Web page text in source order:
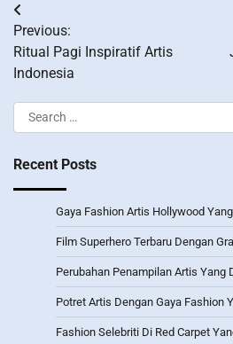
Post
navigation
Previous:
Ritual Pagi Inspiratif Artis
Indonesia
Search
for:
Recent Posts
Gaya Fashion Artis Hollywood
Film Superhero Terbaru Dengan
Perubahan Penampilan Artis Yang
Potret Artis Dengan Gaya Fashion
Fashion Selebriti Di Red Carpet